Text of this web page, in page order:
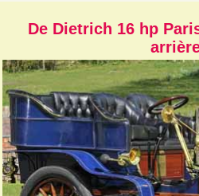
De Dietrich 16 hp